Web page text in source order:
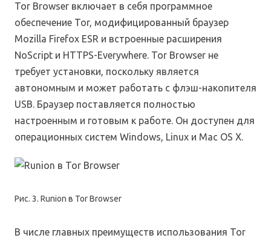
Tor Browser включает в себя программное
обеспечение Tor, модифицированный браузер
Mozilla Firefox ESR и встроенные расширения
NoScript и HTTPS-Everywhere. Tor Browser не
требует установки, поскольку является
автономным и может работать с флэш-накопителя
USB. Браузер поставляется полностью
настроенным и готовым к работе. Он доступен для
операционных систем Windows, Linux и Mac OS X.
Рис. 3. Runion в Tor Browser
В числе главных преимуществ использования Tor